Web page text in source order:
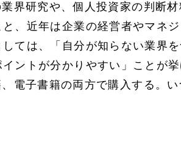
界研究や、個人投資家の判断
、近年は企業の経営者やマネ
ては、「自分が知らない業界
ントが分かりやすい」ことが挙
電子書籍の両方で購入する。